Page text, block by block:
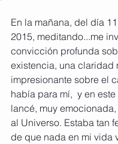
En la mañana, del día
2015, meditando...me
convicción profunda
existencia, una claridad
impresionante sobre el
había para mí,  y en
lancé, muy
al Universo. Estaba tan
de que nada en mi vida